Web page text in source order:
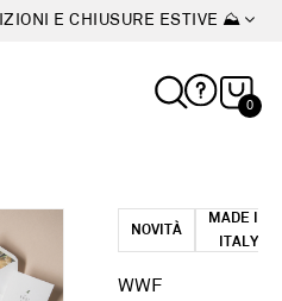
E CHIUSURE ESTIVE ⛰
0
NOVITÀ
MADE IN
ITALY
WWF